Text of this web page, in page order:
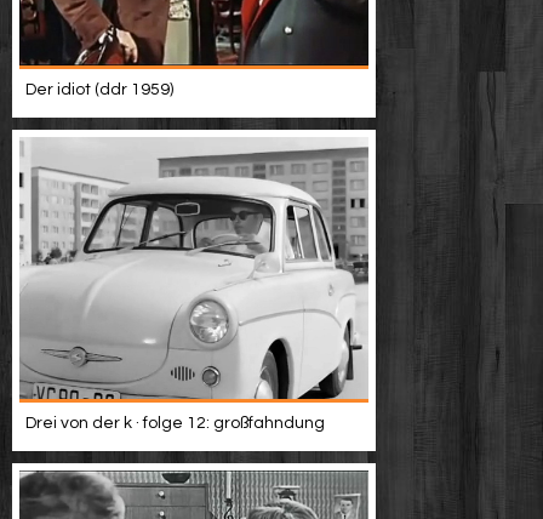
Der idiot (ddr 1959)
Drei von der k · folge 12: großfahndung